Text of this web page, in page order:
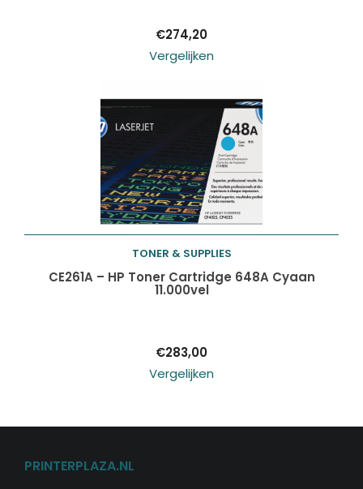
€274,20
Vergelijken
Toevoegen aan
TONER & SUPPLIES
CE261A – HP Toner Cartridge 648A Cyaan
11.000vel
€283,00
Vergelijken
PRINTERPLAZA.NL